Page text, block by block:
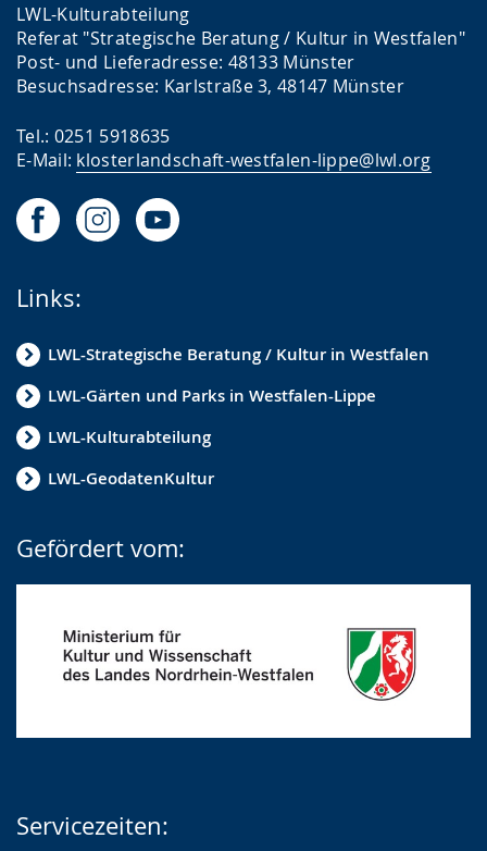
LWL-Kulturabteilung
Referat "Strategische Beratung / Kultur in Westfalen"
Post- und Lieferadresse: 48133 Münster
Besuchsadresse: Karlstraße 3, 48147 Münster
Tel.: 0251 5918635
E-Mail: klosterlandschaft-westfalen-lippe@lwl.org
Links:
LWL-Strategische Beratung / Kultur in Westfalen
LWL-Gärten und Parks in Westfalen-Lippe
LWL-Kulturabteilung
LWL-GeodatenKultur
Gefördert vom:
Servicezeiten: